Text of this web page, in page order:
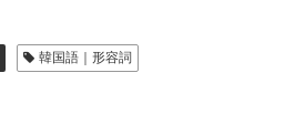
韓国語｜形容詞